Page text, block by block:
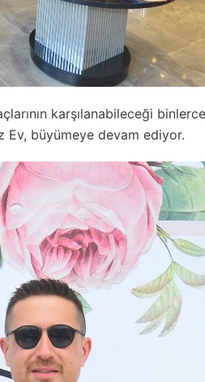
karşılanabileceği
Ev, büyümeye devam ediyor.